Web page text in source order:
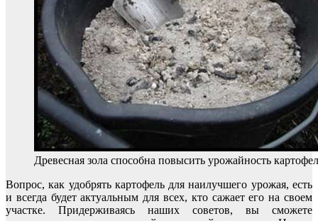
Древесная зола способна повысить урожайность
Вопрос, как удобрять картофель для наилучшего урожая, есть
и всегда будет актуальным для всех, кто сажает его на своем
участке. Придерживаясь наших советов, вы сможете